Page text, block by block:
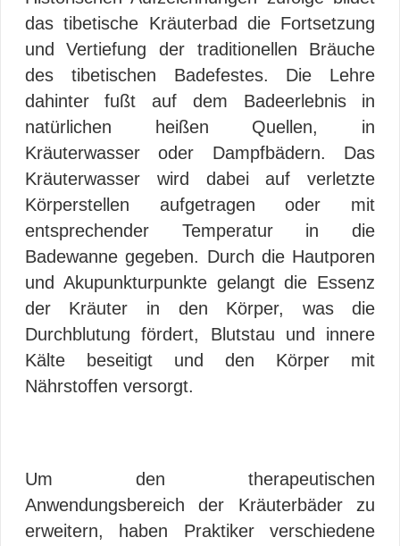
das tibetische Kräuterbad die Fortsetzung
und Vertiefung der traditionellen Bräuche
des tibetischen Badefestes. Die Lehre
dahinter fußt auf dem Badeerlebnis in
natürlichen heißen Quellen, in
Kräuterwasser oder Dampfbädern. Das
Kräuterwasser wird dabei auf verletzte
Körperstellen aufgetragen oder mit
entsprechender Temperatur in die
Badewanne gegeben. Durch die Hautporen
und Akupunkturpunkte gelangt die Essenz
der Kräuter in den Körper, was die
Durchblutung fördert, Blutstau und innere
Kälte beseitigt und den Körper mit
Nährstoffen versorgt.
Um den therapeutischen
Anwendungsbereich der Kräuterbäder zu
erweitern, haben Praktiker verschiedene